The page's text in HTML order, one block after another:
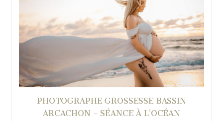
PHOTOGRAPHE GROSSESSE BASSIN
ARCACHON – SÉANCE À L’OCÉAN